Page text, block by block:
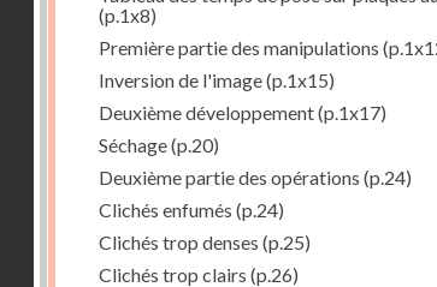
(p.1x8)
Première partie des manipulations
Inversion de l'image(p.1x15)
Deuxième développement(p.1x17)
Séchage(p.20)
Deuxième partie des opérations (p.24)
Clichés enfumés (p.24)
Clichés trop denses (p.25)
Clichés trop clairs (p.26)